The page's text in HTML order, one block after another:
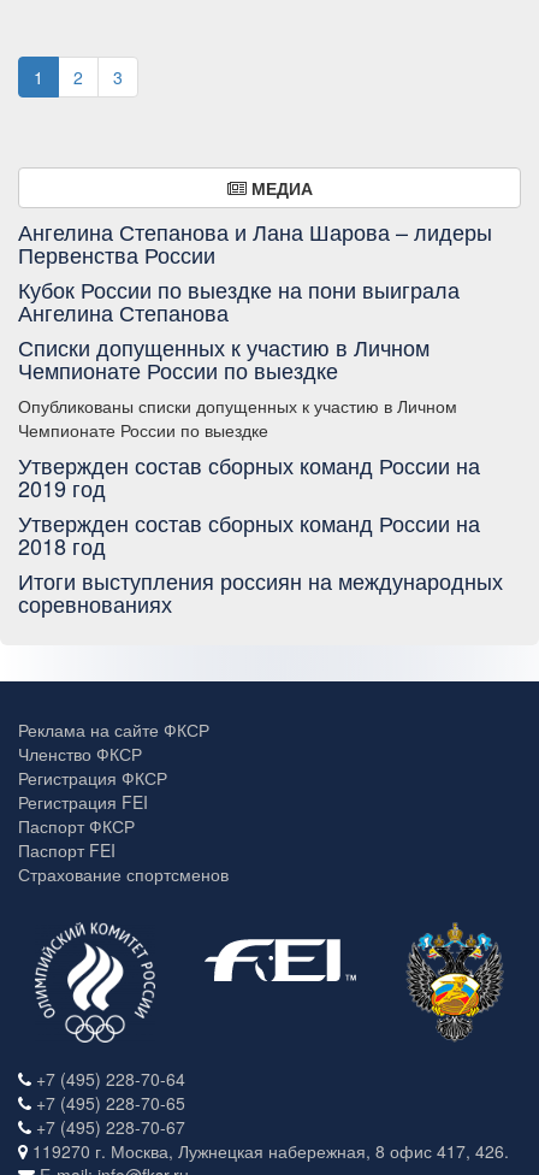
1 2 3
МЕДИА
Ангелина Степанова и Лана Шарова – лидеры
Первенства России
Кубок России по выездке на пони выиграла
Ангелина Степанова
Списки допущенных к участию в Личном
Чемпионате России по выездке
Опубликованы списки допущенных к участию в Личном
Чемпионате России по выездке
Утвержден состав сборных команд России на
2019 год
Утвержден состав сборных команд России на
2018 год
Итоги выступления россиян на международных
соревнованиях
Реклама на сайте ФКСР
Членство ФКСР
Регистрация ФКСР
Регистрация FEI
Паспорт ФКСР
Паспорт FEI
Страхование спортсменов
+7 (495) 228-70-64
+7 (495) 228-70-65
+7 (495) 228-70-67
119270 г. Москва, Лужнецкая набережная, 8 офис 417, 426.